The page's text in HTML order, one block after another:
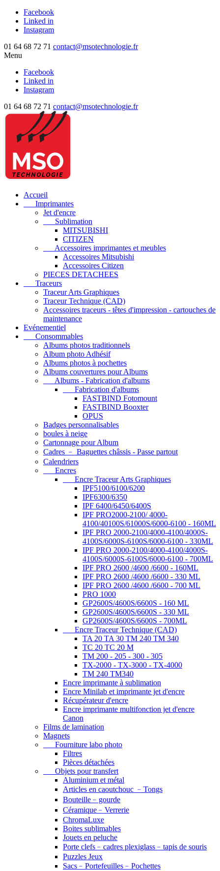
Facebook
Linked in
Instagram
01 64 68 72 71 contact@msotechnologie.fr
Menu
Facebook
Linked in
Instagram
01 64 68 72 71 contact@msotechnologie.fr
Accueil
Imprimantes
Jet d'encre
Sublimation
MITSUBISHI
CITIZEN
Accessoires imprimantes et meubles
Accessoires Mitsubishi
Accessoires Citizen
PIECES DETACHEES
Traceurs
Traceur Arts Graphiques
Traceur Technique (CAD)
Accessoires traceurs - têtes d'impression - cartouches de
maintenance
Evénementiel
Consommables
Albums photos traditionnels
Album photo Adhésif
Albums photos à pochettes
Albums couvertures pour Albums
Albums - Fabrication d'albums
Fabrication d'albums
FASTBIND Fotomount
FASTBIND Booxter
OPUS
Badges personnalisables
boules à neige
Cartonnage pour Album
Cadres ﹣ Baguettes châssis - Passe partout
Calendriers
Encres
Encre Traceur Arts Graphiques
IPF5100/6100/6200
IPF6300/6350
IPF 6400/6450/6400S
IPF PRO2000-2100/ 4000-
4100/40100S/61000S/6000-6100 - 160ML
IPF PRO 2000-2100/4000-4100/4000S-
4100S/6000S-6100S/6000-6100 - 330ML
IPF PRO 2000-2100/4000-4100/4000S-
4100S/6000S-6100S/6000-6100 - 700ML
IPF PRO 2600 /4600 /6600 - 160ML
IPF PRO 2600 /4600 /6600 - 330 ML
IPF PRO 2600 /4600 /6600 - 700 ML
PRO 1000
GP2600S/4600S/6600S - 160 ML
GP2600S/4600S/6600S - 330 ML
GP2600S/4600S/6600S - 700ML
Encre Traceur Technique (CAD)
TA 20 TA 30 TM 240 TM 340
TC 20 TC 20 M
TM 200 - 205 - 300 - 305
TX-2000 - TX-3000 - TX-4000
TM 240 TM340
Encre imprimante à sublimation
Encre Minilab et imprimante jet d'encre
Récupérateur d'encre
Encre imprimante multifonction jet d'encre
Canon
Films de lamination
Magnets
Fourniture labo photo
Filtres
Pièces détachées
Objets pour transfert
Aluminium et métal
Articles en caoutchouc ﹣Tongs
Bouteille﹣gourde
Céramique﹣Verrerie
ChromaLuxe
Boites sublimables
Jouets en peluche
Porte clefs﹣cadres plexiglass﹣tapis de souris
Puzzles Jeux
Sacs﹣Portefeuilles﹣Pochettes